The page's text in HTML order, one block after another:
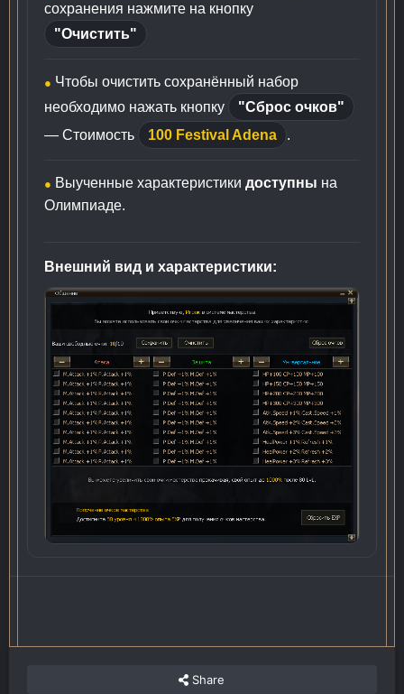
сохранения нажмите на кнопку
"Очистить"
● Чтобы очистить сохранённый набор
необходимо нажать кнопку
"Сброс очков"
— Стоимость
100 Festival Adena .
● Выученные характеристики доступны на
Олимпиаде.
Внешний вид и характеристики:
Share